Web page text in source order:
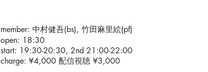
member: 中村健吾(bs), 竹田麻里絵(pf)
open: 18:30
start: 19:30-20:30, 2nd 21:00-22:00
charge: ¥4,000 配信視聴 ¥3,000